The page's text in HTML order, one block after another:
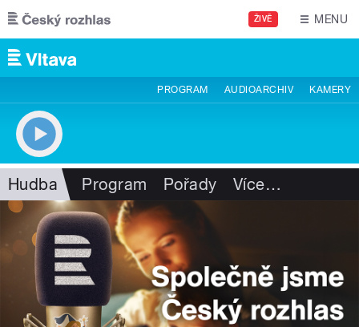
Přejít k hlavnímu obsahu
ŽIVĚ MENU
PROGRAM AUDIOARCHIV KAMERY
Hudba Program Pořady Více…